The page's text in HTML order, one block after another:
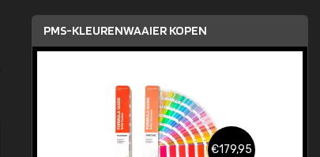
PMS-KLEURENWAAIER KOPEN
€179,95